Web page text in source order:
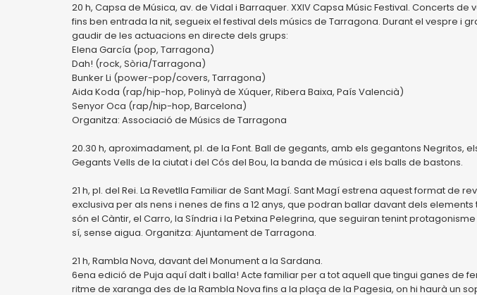
20 h, Capsa de Música, av. de Vidal i Barraquer. XXIV Capsa Músic Festival. Concerts de
fins ben entrada la nit, segueix el festival dels músics de Tarragona. Durant el vespre i
gaudir de les actuacions en directe dels grups:
Elena García (pop, Tarragona)
Dah! (rock, Sòria/Tarragona)
Bunker Li (power-pop/covers, Tarragona)
Aida Koda (rap/hip-hop, Polinyà de Xúquer, Ribera Baixa, País Valencià)
Senyor Oca (rap/hip-hop, Barcelona)
Organitza: Associació de Músics de Tarragona
20.30 h, aproximadament, pl. de la Font. Ball de gegants, amb els gegantons Negritos,
Gegants Vells de la ciutat i del Cós del Bou, la banda de música i els balls de bastons.
21 h, pl. del Rei. La Revetlla Familiar de Sant Magí. Sant Magí estrena aquest format de
exclusiva per als nens i nenes de fins a 12 anys, que podran ballar davant dels
són el Càntir, el Carro, la Síndria i la Petxina Pelegrina, que seguiran tenint
sí, sense aigua. Organitza: Ajuntament de Tarragona.
21 h, Rambla Nova, davant del Monument a la Sardana.
6ena edició de Puja aquí dalt i balla! Acte familiar per a tot aquell que tingui ganes de
ritme de xaranga des de la Rambla Nova fins a la plaça de la Pagesia, on hi haurà un